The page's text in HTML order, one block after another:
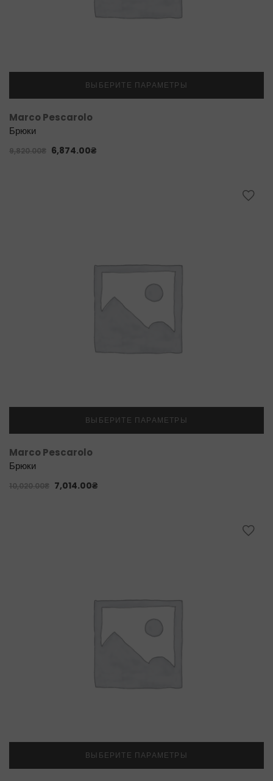
ВЫБЕРИТЕ ПАРАМЕТРЫ
Marco Pescarolo
Брюки
9,820.00₴ 6,874.00₴
ВЫБЕРИТЕ ПАРАМЕТРЫ
Marco Pescarolo
Брюки
10,020.00₴ 7,014.00₴
ВЫБЕРИТЕ ПАРАМЕТРЫ